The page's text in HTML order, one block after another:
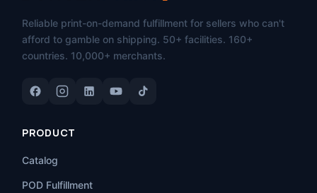
Reliable print-on-demand fulfillment for sellers who can't
afford to gamble on shipping. 50+ facilities. 160+
countries. 10,000+ merchants.
PRODUCT
Catalog
POD Fulfillment